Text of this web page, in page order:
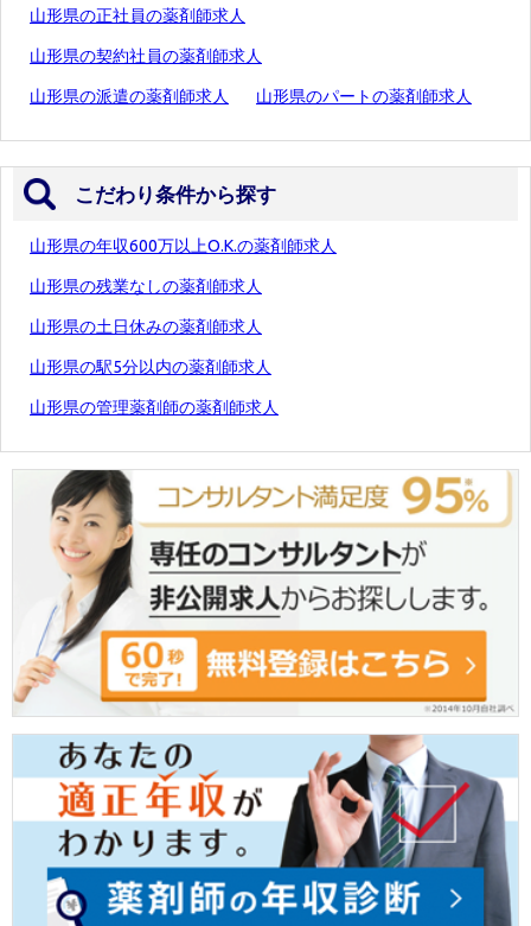
山形県の正社員の薬剤師求人
山形県の契約社員の薬剤師求人
山形県の派遣の薬剤師求人 山形県のパートの薬剤師求人
こだわり条件から探す
山形県の年収600万以上O.K.の薬剤師求人
山形県の残業なしの薬剤師求人
山形県の土日休みの薬剤師求人
山形県の駅5分以内の薬剤師求人
山形県の管理薬剤師の薬剤師求人